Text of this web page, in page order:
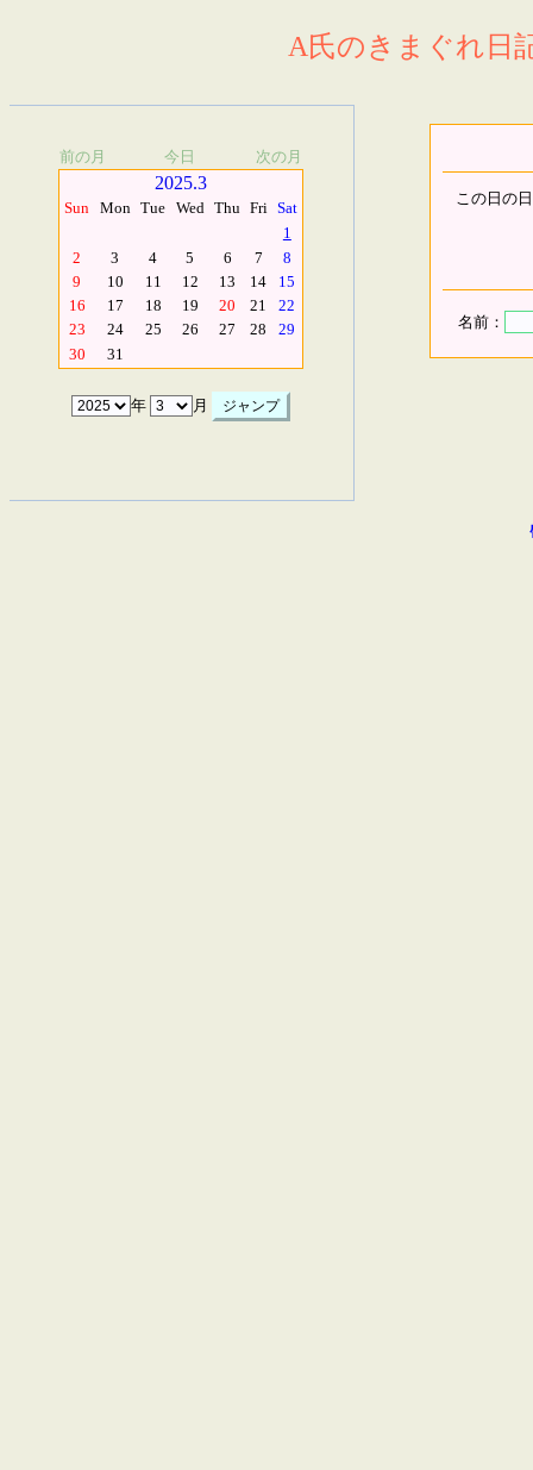
A氏のきまぐれ日
前の月 今日 次の月
2025.3
Sun Mon Tue Wed Thu Fri Sat
1
2
3 4 5 6 7
8
9
10 11 12 13 14
15
16
17 18 19 20 21
22
23
24 25 26 27 28
29
30
31
年 月
この日の
名前：